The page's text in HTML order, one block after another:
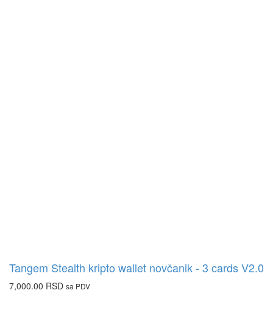
Tangem Stealth kripto wallet novčanik - 3 cards V2.0
7,000.00 RSD sa PDV